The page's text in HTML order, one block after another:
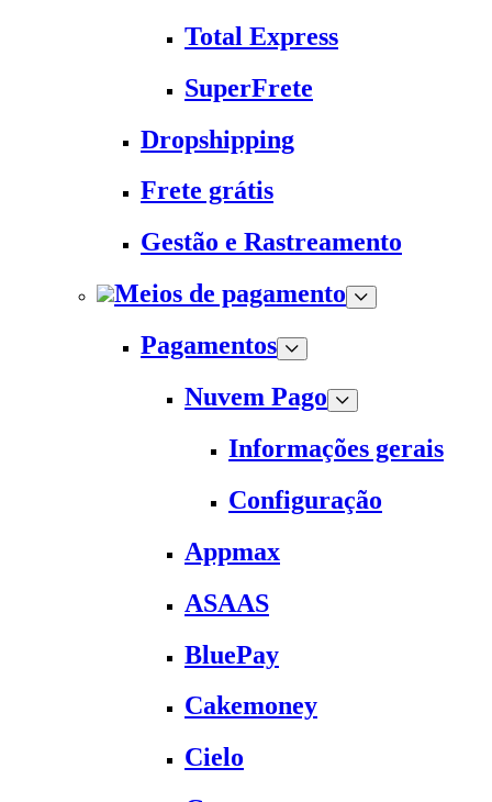
Total Express
SuperFrete
Dropshipping
Frete grátis
Gestão e Rastreamento
Meios de pagamento
Pagamentos
Nuvem Pago
Informações gerais
Configuração
Appmax
ASAAS
BluePay
Cakemoney
Cielo